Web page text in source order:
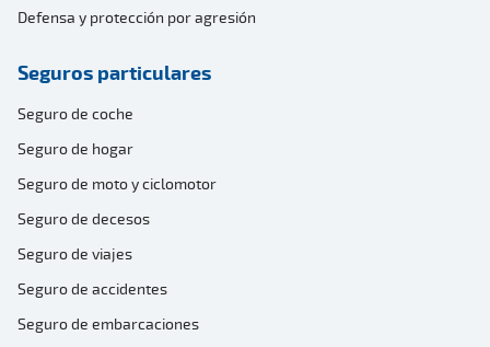
Defensa y protección por agresión
Seguros particulares
Seguro de coche
Seguro de hogar
Seguro de moto y ciclomotor
Seguro de decesos
Seguro de viajes
Seguro de accidentes
Seguro de embarcaciones